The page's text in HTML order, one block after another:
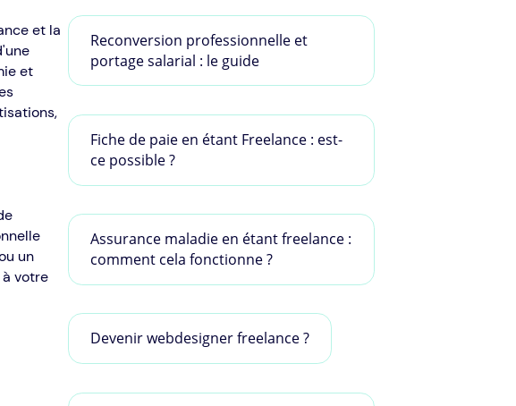
et la
et
un
votre
Reconversion professionnelle et
portage salarial : le guide
Fiche de paie en étant Freelance : est-
ce possible ?
Assurance maladie en étant freelance :
comment cela fonctionne ?
Devenir webdesigner freelance ?